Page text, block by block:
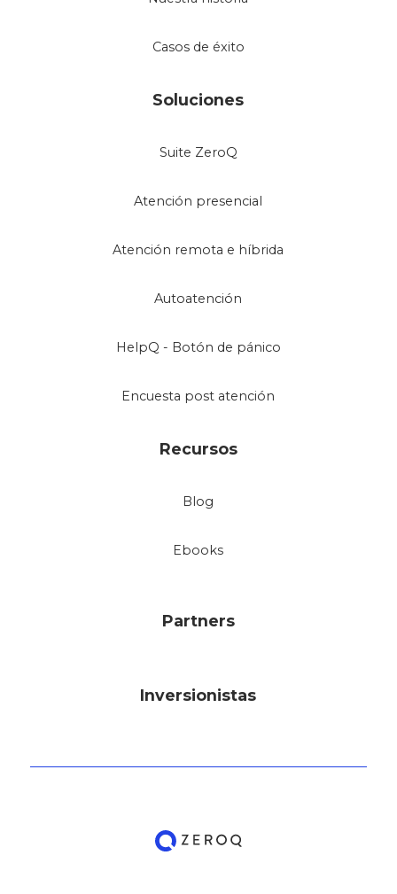
Casos de éxito
Soluciones
Suite ZeroQ
Atención presencial
Atención remota e híbrida
Autoatención
HelpQ - Botón de pánico
Encuesta post atención
Recursos
Blog
Ebooks
Partners
Inversionistas